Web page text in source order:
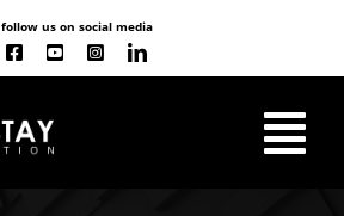
follow us on social media